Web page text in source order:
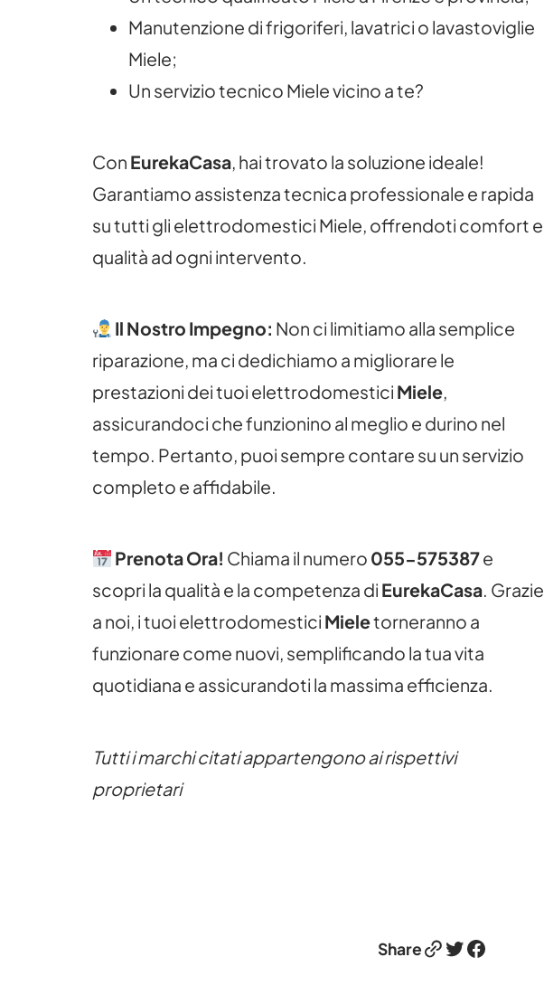
Manutenzione di frigoriferi, lavatrici o lavastoviglie
Miele;
Un servizio tecnico Miele vicino a te?
Con EurekaCasa, hai trovato la soluzione ideale!
Garantiamo assistenza tecnica professionale e rapida
su tutti gli elettrodomestici Miele, offrendoti comfort e
qualità ad ogni intervento.
Il Nostro Impegno: Non ci limitiamo alla semplice
riparazione, ma ci dedichiamo a migliorare le
prestazioni dei tuoi elettrodomestici Miele,
assicurandoci che funzionino al meglio e durino nel
tempo. Pertanto, puoi sempre contare su un servizio
completo e affidabile.
Prenota Ora! Chiama il numero 055-575387e
scopri la qualità e la competenza di EurekaCasa. Grazie
a noi, i tuoi elettrodomestici Mieletorneranno a
funzionare come nuovi, semplificando la tua vita
quotidiana e assicurandoti la massima efficienza.
Tutti i marchi citati appartengono ai rispettivi
proprietari
ShareLink Twitter Facebook